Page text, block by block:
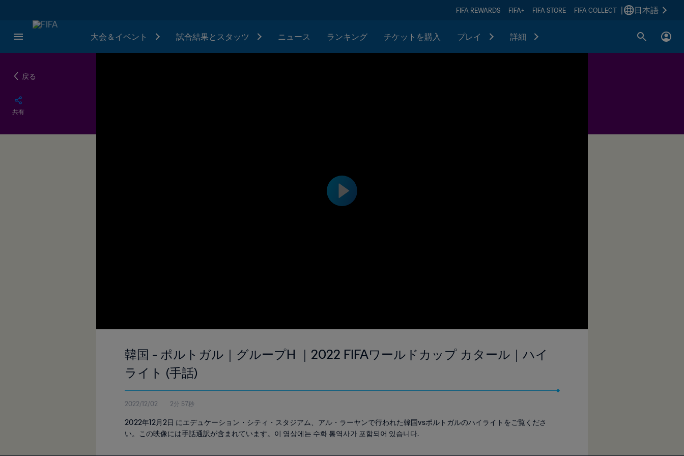
FIFA REWARDS FIFA+ FIFA STORE FIFA COLLECT 日本語
大会＆イベント 試合結果とスタッツ ニュース ランキング チケットを購入 プレイ 詳細
戻る
共有
韓国 - ポルトガル｜グループH ｜2022 FIFAワールドカップ カタール｜ハイ
ライト (手話)
2022/12/02 2分 57秒
2022年12月2日 にエデュケーション・シティ・スタジアム、アル・ラーヤンで行われた韓国vsポルトガルのハイライトをご覧くださ
い。この映像には手話通訳が含まれています。이 영상에는 수화 통역사가 포함되어 있습니다.